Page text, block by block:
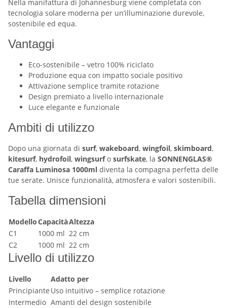
Nella manifattura di Johannesburg viene completata con
tecnologia solare moderna per un’illuminazione durevole,
sostenibile ed equa.
Vantaggi
Eco-sostenibile – vetro 100% riciclato
Produzione equa con impatto sociale positivo
Attivazione semplice tramite rotazione
Design premiato a livello internazionale
Luce elegante e funzionale
Ambiti di utilizzo
Dopo una giornata di surf, wakeboard, wingfoil, skimboard,
kitesurf, hydrofoil, wingsurfo surfskate, la SONNENGLAS®
Caraffa Luminosa 1000ml diventa la compagna perfetta delle
tue serate. Unisce funzionalità, atmosfera e valori sostenibili.
Tabella dimensioni
ModelloCapacitàAltezza
C1
1000 ml 22 cm
C2
1000 ml 22 cm
Livello di utilizzo
Livello
Adatto per
Principiante Uso intuitivo – semplice rotazione
Intermedio Amanti del design sostenibile